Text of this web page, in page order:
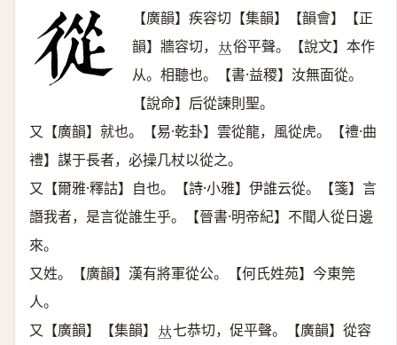
【廣韻】疾容切【集韻】【韻會】【正
韻】牆容切， 𠀤俗平聲。【說文】本作
从。相聽也。【書·益稷】汝無面從。
【說命】后從諫則聖。
又【廣韻】就也。【易·乾卦】雲從龍，風從虎。【禮·曲
禮】謀于長者，必操几杖以從之。
又【爾雅·釋詁】自也。【詩·小雅】伊誰云從。【箋】言
譖我者，是言從誰生乎。【晉書·明帝紀】不聞人從日邊
來。
又姓。【廣韻】漢有將軍從公。【何氏姓苑】今東筦
人。
又【廣韻】【集韻】 𠀤七恭切，促平聲。【廣韻】從容